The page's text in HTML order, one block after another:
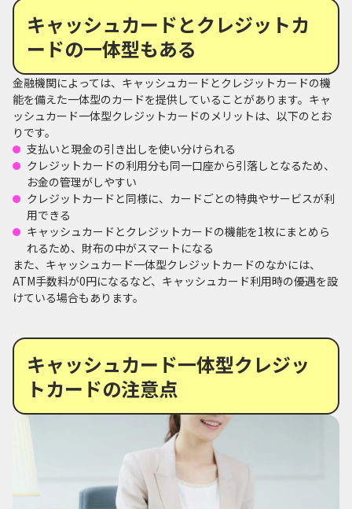
キャッシュカードとクレジットカ
ードの一体型もある
金融機関によっては、キャッシュカードとクレジットカードの機
能を備えた一体型のカードを提供していることがあります。キャ
ッシュカード一体型クレジットカードのメリットは、以下のとお
りです。
支払いと現金の引き出しを使い分けられる
クレジットカードの利用分も同一口座から引落しとなるため、
お金の管理がしやすい
クレジットカードと同様に、カードごとの特典やサービスが利
用できる
キャッシュカードとクレジットカードの機能を1枚にまとめら
れるため、財布の中がスマートになる
また、キャッシュカード一体型クレジットカードのなかには、
ATM手数料が0円になるなど、キャッシュカード利用時の優遇を設
けている場合もあります。
キャッシュカード一体型クレジッ
トカードの注意点